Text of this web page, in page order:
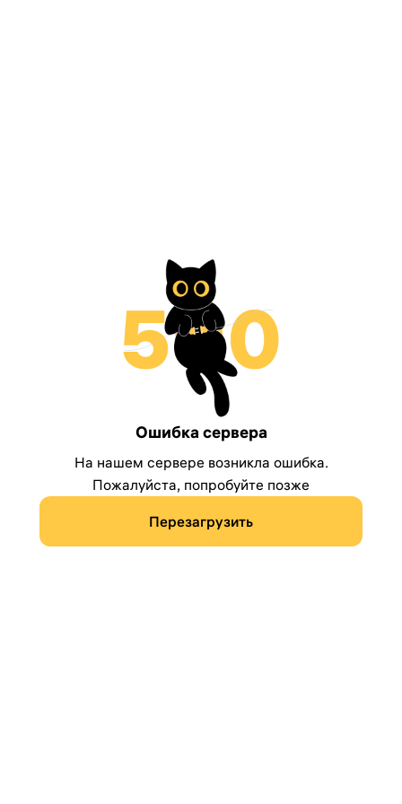
Ошибка сервера
На нашем сервере возникла ошибка.
Пожалуйста, попробуйте позже
Перезагрузить